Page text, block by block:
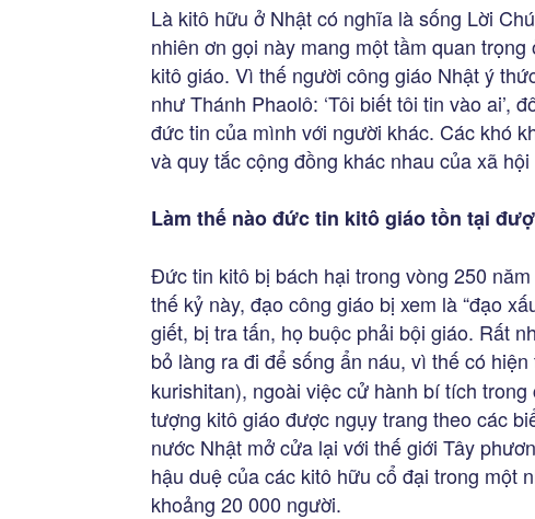
Là kitô hữu ở Nhật có nghĩa là sống Lời
nhiên ơn gọi này mang một tầm quan
kitô giáo. Vì thế người công giáo Nhật ý
như Thánh Phaolô: ‘Tôi biết tôi tin vào ai’,
đức tin của mình với người khác. Các khó
và quy tắc cộng đồng khác nhau của xã
Làm thế nào đức tin kitô giáo tồn tại
Đức tin kitô bị bách hại trong vòng 250
thế kỷ này, đạo công giáo bị xem là “đạo
giết, bị tra tấn, họ buộc phải bội giáo. Rất
bỏ làng ra đi để sống ẩn náu, vì thế có hiện
kurishitan), ngoài việc cử hành bí tích
tượng kitô giáo được ngụy trang theo các
nước Nhật mở cửa lại với thế giới Tây
hậu duệ của các kitô hữu cổ đại trong một
khoảng 20 000 người.